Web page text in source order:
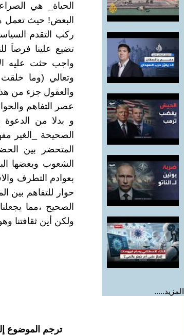
المزيد.....
الحياة_ هي
البعض! حيث تعمل
ركب التقدم
تضيع علينا فرصاَ
واجب حثت عليه
وتعالي (وما
والعقول جزء من هذه
عصر التفاهم
و بدلا من الدعوة
الصحيحة _الغير
المتحضر بين
الشعوب وبعضها
بعوادم التطرف
حوار للتفاهم
الصحيح ،مما
ولكن أين ثقافتنا
ترجم الموضوع